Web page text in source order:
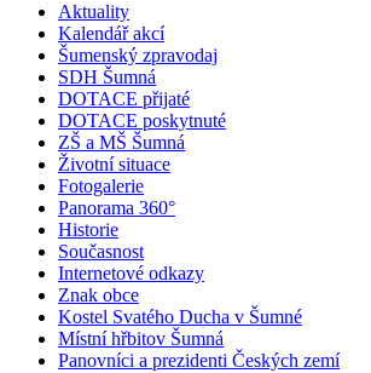
Aktuality
Kalendář akcí
Šumenský zpravodaj
SDH Šumná
DOTACE přijaté
DOTACE poskytnuté
ZŠ a MŠ Šumná
Životní situace
Fotogalerie
Panorama 360°
Historie
Současnost
Internetové odkazy
Znak obce
Kostel Svatého Ducha v Šumné
Místní hřbitov Šumná
Panovníci a prezidenti Českých zemí